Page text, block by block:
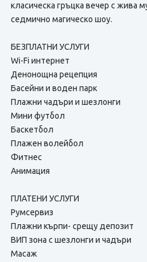
класическа гръцка вечер с жива
седмично магическо шоу.
БЕЗПЛАТНИ УСЛУГИ
Wi-Fi интернет
Денонощна рецепция
Басейни и воден парк
Плажни чадъри и шезлонги
Мини футбол
Баскетбол
Плажен волейбол
Фитнес
Анимация
ПЛАТЕНИ УСЛУГИ
Румсервиз
Плажни кърпи- срещу депозит
ВИП зона с шезлонги и чадъри
Масаж